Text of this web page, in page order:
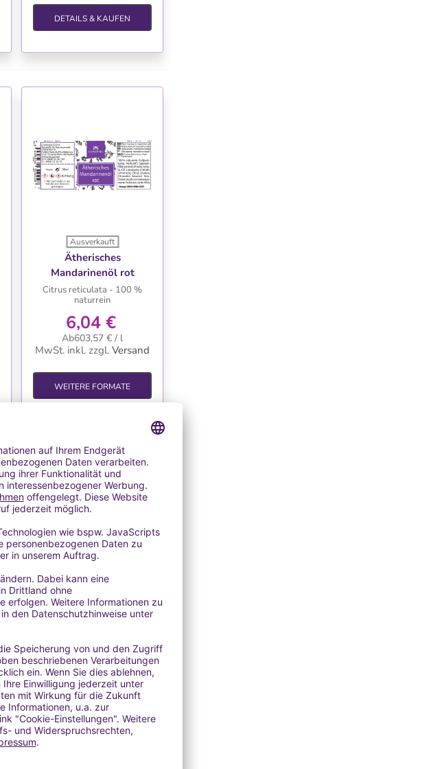
DETAILS & KAUFEN
WUNSCHLISTE
Ausverkauft
Ätherisches
Mandarinenöl rot
Citrus reticulata - 100 %
naturrein
6,04 €
Ab603,57 € / l
MwSt. inkl. zzgl. Versand
WEITERE FORMATE
WUNSCHLISTE
Citrus sinensis - 100 %
naturrein aus biologischem
Anbau
3,31 €
Ab330,96 € / l
MwSt. inkl. zzgl. Versand